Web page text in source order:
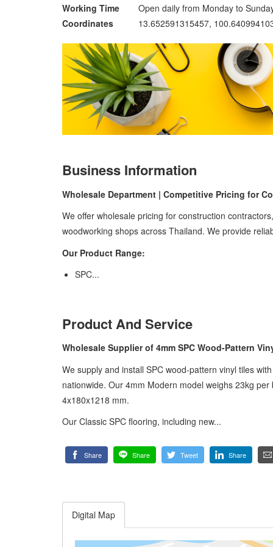
Working Time
Open daily from Monday to
Coordinates
13.652591315457,
Business Information
Wholesale Department | Competitive Pricing for
We offer wholesale pricing for construction
woodworking shops across Thailand. We provide
Our Product Range:
SPC...
Product And Service
Wholesale Supplier of 4mm SPC Wood-Pattern
We supply and install SPC wood-pattern vinyl tiles
nationwide. Our 4mm Modern model weighs 23kg
4x180x1218 mm.
Our Classic SPC flooring, including new...
Share Share Tweet Share
Digital Map